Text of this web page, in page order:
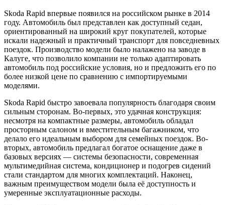
Skoda Rapid впервые появился на российском рынке в 2014
году. Автомобиль был представлен как доступный седан,
ориентированный на широкий круг покупателей, которые
искали надежный и практичный транспорт для повседневных
поездок. Производство модели было налажено на заводе в
Калуге, что позволило компании не только адаптировать
автомобиль под российские условия, но и предложить его по
более низкой цене по сравнению с импортируемыми
моделями.
Skoda Rapid быстро завоевала популярность благодаря своим
сильным сторонам. Во-первых, это удачная конструкция:
несмотря на компактные размеры, автомобиль обладал
просторным салоном и вместительным багажником, что
делало его идеальным выбором для семейных поездок. Во-
вторых, автомобиль предлагал богатое оснащение даже в
базовых версиях — системы безопасности, современная
мультимедийная система, кондиционер и подогрев сидений
стали стандартом для многих комплектаций. Наконец,
важным преимуществом модели была её доступность и
умеренные эксплуатационные расходы.